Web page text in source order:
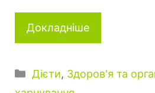
Докладніше
К
а
Дієти, Здоров'я та